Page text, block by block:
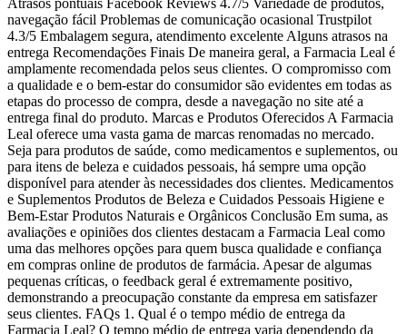
Atrasos pontuais Facebook Reviews 4.7/5 Variedade de produtos,
navegação fácil Problemas de comunicação ocasional Trustpilot
4.3/5 Embalagem segura, atendimento excelente Alguns atrasos na
entrega Recomendações Finais De maneira geral, a Farmacia Leal é
amplamente recomendada pelos seus clientes. O compromisso com
a qualidade e o bem-estar do consumidor são evidentes em todas as
etapas do processo de compra, desde a navegação no site até a
entrega final do produto. Marcas e Produtos Oferecidos A Farmacia
Leal oferece uma vasta gama de marcas renomadas no mercado.
Seja para produtos de saúde, como medicamentos e suplementos, ou
para itens de beleza e cuidados pessoais, há sempre uma opção
disponível para atender às necessidades dos clientes. Medicamentos
e Suplementos Produtos de Beleza e Cuidados Pessoais Higiene e
Bem-Estar Produtos Naturais e Orgânicos Conclusão Em suma, as
avaliações e opiniões dos clientes destacam a Farmacia Leal como
uma das melhores opções para quem busca qualidade e confiança
em compras online de produtos de farmácia. Apesar de algumas
pequenas críticas, o feedback geral é extremamente positivo,
demonstrando a preocupação constante da empresa em satisfazer
seus clientes. FAQs 1. Qual é o tempo médio de entrega da
Farmacia Leal? O tempo médio de entrega varia dependendo da